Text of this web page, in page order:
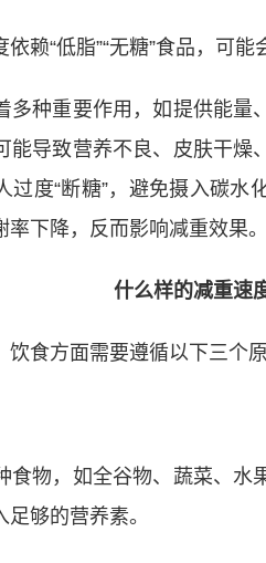
赖“低脂”“无糖”食品，可能
多种重要作用，如提供能
能导致营养不良、皮肤干
过度“断糖”，避免摄入碳
下降，反而影响减重效果。
什么样的减重速
食方面需要遵循以下三个原
食物，如全谷物、蔬菜、
够的营养素。